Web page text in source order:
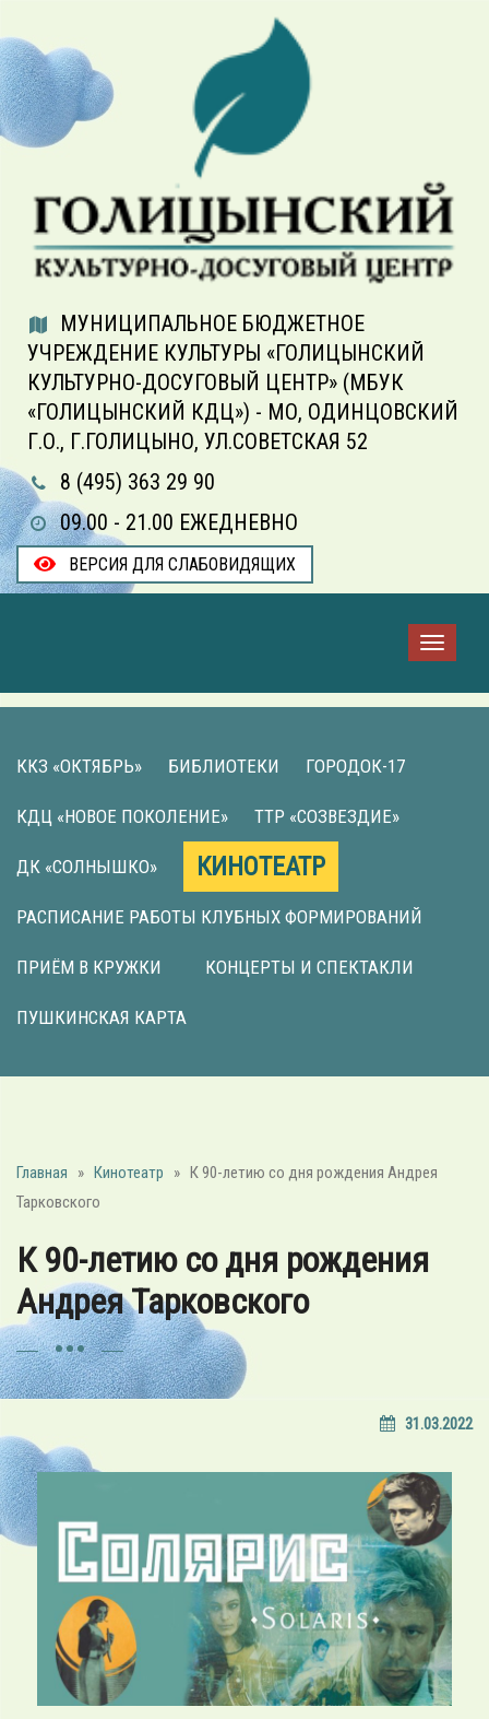
МУНИЦИПАЛЬНОЕ БЮДЖЕТНОЕ
УЧРЕЖДЕНИЕ КУЛЬТУРЫ «ГОЛИЦЫНСКИЙ
КУЛЬТУРНО-ДОСУГОВЫЙ ЦЕНТР» (МБУК
«ГОЛИЦЫНСКИЙ КДЦ») - МО, ОДИНЦОВСКИЙ
Г.О., Г.ГОЛИЦЫНО, УЛ.СОВЕТСКАЯ 52
8 (495) 363 29 90
09.00 - 21.00 ЕЖЕДНЕВНО
ВЕРСИЯ ДЛЯ СЛАБОВИДЯЩИХ
ККЗ «ОКТЯБРЬ» БИБЛИОТЕКИ ГОРОДОК-17
КДЦ «НОВОЕ ПОКОЛЕНИЕ» ТТР «СОЗВЕЗДИЕ»
ДК «СОЛНЫШКО» КИНОТЕАТР
РАСПИСАНИЕ РАБОТЫ КЛУБНЫХ ФОРМИРОВАНИЙ
ПРИЁМ В КРУЖКИ КОНЦЕРТЫ И СПЕКТАКЛИ
ПУШКИНСКАЯ КАРТА
Главная » Кинотеатр » К 90-летию со дня рождения Андрея
Тарковского
К 90-летию со дня рождения
Андрея Тарковского
31.03.2022